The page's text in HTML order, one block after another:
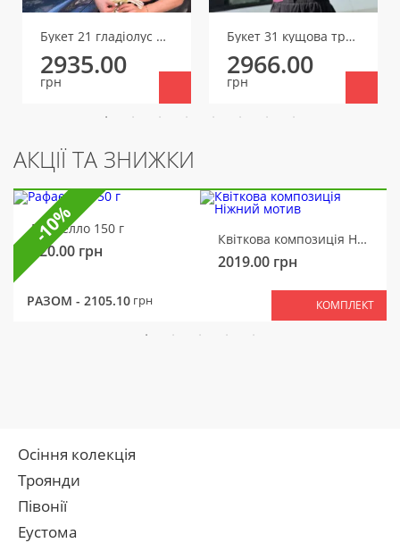
Букет 21 гладіолус мікс
2935.00
грн
Букет 31 кущова троянда
2966.00
грн
АКЦІЇ ТА ЗНИЖКИ
Рафаелло 150 г
320.00 грн
Квіткова композиція Ніжний мотив
2019.00 грн
РАЗОМ - 2105.10 грн КОМПЛЕКТ
-10%
Осіння колекція
Троянди
Півонії
Еустома